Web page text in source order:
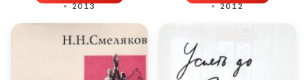
2013 2012